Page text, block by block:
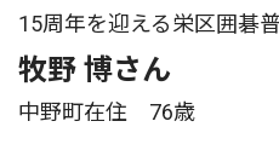
15周年を迎える栄区囲碁
牧野 博さん
中野町在住 76歳